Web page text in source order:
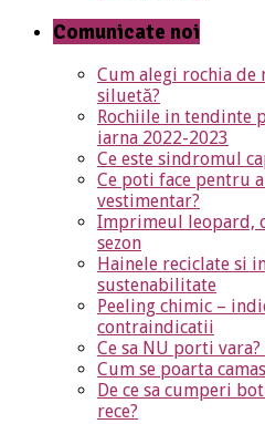
Comunicate noi
Cum alegi rochia de
siluetă?
Rochiile in tendinte
iarna 2022-2023
Ce este sindromul
Ce poti face pentru
vestimentar?
Imprimeul leopard,
sezon
Hainele reciclate si
sustenabilitate
Peeling chimic –
contraindicatii
Ce sa NU porti
Cum se poarta
De ce sa cumperi
rece?